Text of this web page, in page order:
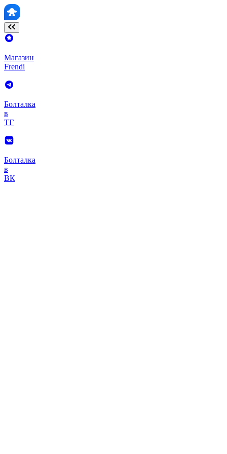
Магазин
Frendi
Болталка
в
ТГ
Болталка
в
ВК